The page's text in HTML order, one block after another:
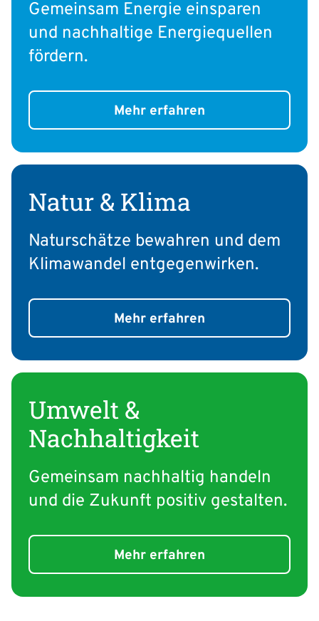
Gemeinsam Energie einsparen
und nachhaltige Energiequellen
fördern.
Mehr erfahren
Natur & Klima
Naturschätze bewahren und dem
Klimawandel entgegenwirken.
Mehr erfahren
Umwelt &
Nachhaltigkeit
Gemeinsam nachhaltig handeln
und die Zukunft positiv gestalten.
Mehr erfahren